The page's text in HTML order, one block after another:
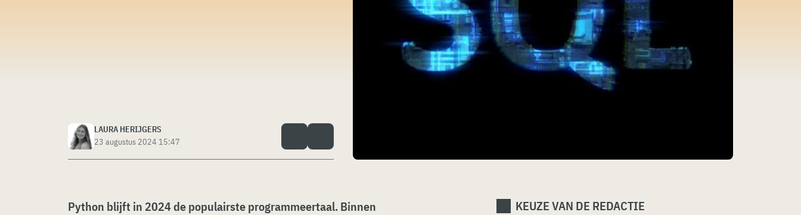
LAURA HERIJGERS
23 augustus 2024 15:47
Python blijft in 2024 de populairste programmeertaal. Binnen
KEUZE VAN DE REDACTIE